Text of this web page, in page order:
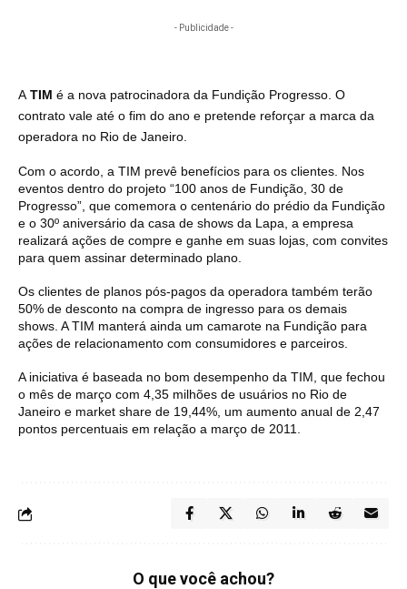
- Publicidade -
A TIM é a nova patrocinadora da Fundição Progresso. O
contrato vale até o fim do ano e pretende reforçar a marca da
operadora no Rio de Janeiro.
Com o acordo, a TIM prevê benefícios para os clientes. Nos
eventos dentro do projeto “100 anos de Fundição, 30 de
Progresso”, que comemora o centenário do prédio da Fundição
e o 30º aniversário da casa de shows da Lapa, a empresa
realizará ações de compre e ganhe em suas lojas, com convites
para quem assinar determinado plano.
Os clientes de planos pós-pagos da operadora também terão
50% de desconto na compra de ingresso para os demais
shows. A TIM manterá ainda um camarote na Fundição para
ações de relacionamento com consumidores e parceiros.
A iniciativa é baseada no bom desempenho da TIM, que fechou
o mês de março com 4,35 milhões de usuários no Rio de
Janeiro e market share de 19,44%, um aumento anual de 2,47
pontos percentuais em relação a março de 2011.
O que você achou?